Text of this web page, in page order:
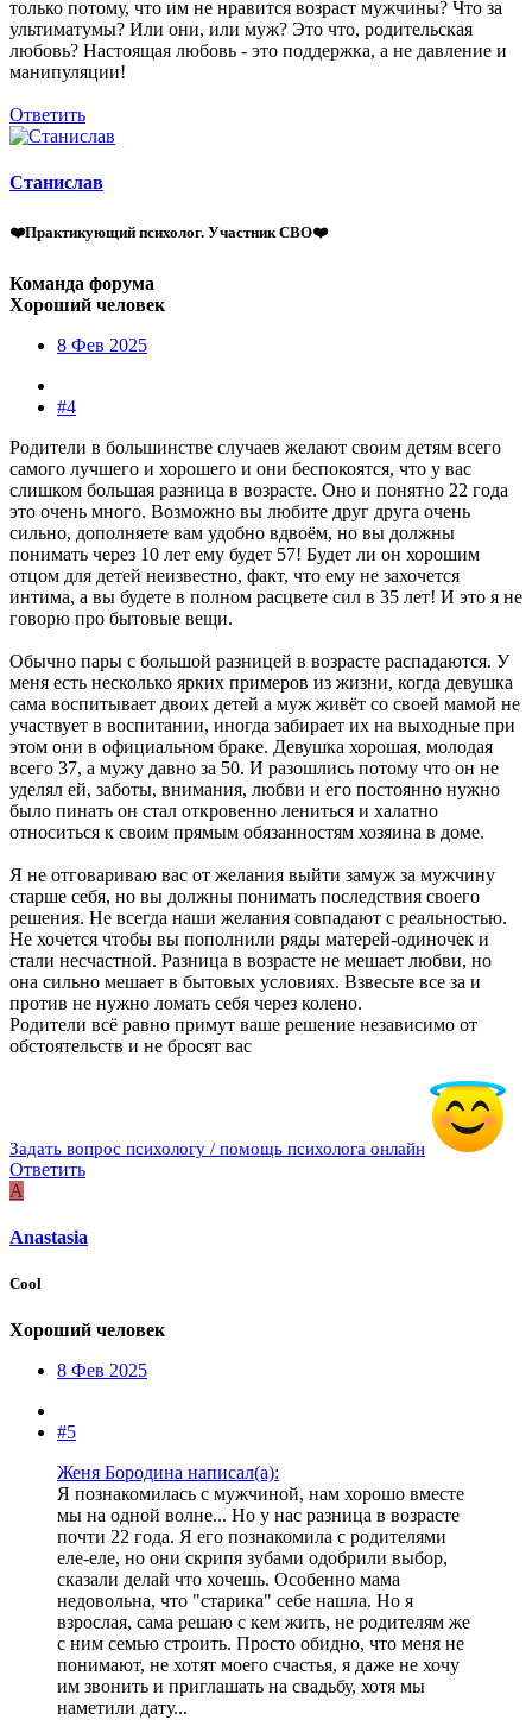
только потому, что им не нравится возраст мужчины? Что за
ультиматумы? Или они, или муж? Это что, родительская
любовь? Настоящая любовь - это поддержка, а не давление и
манипуляции!
Ответить
Станислав
❤️Практикующий психолог. Участник СВО❤️
Команда форума
Хороший человек
8 Фев 2025
#4
Родители в большинстве случаев желают своим детям всего
самого лучшего и хорошего и они беспокоятся, что у вас
слишком большая разница в возрасте. Оно и понятно 22 года
это очень много. Возможно вы любите друг друга очень
сильно, дополняете вам удобно вдвоём, но вы должны
понимать через 10 лет ему будет 57! Будет ли он хорошим
отцом для детей неизвестно, факт, что ему не захочется
интима, а вы будете в полном расцвете сил в 35 лет! И это я не
говорю про бытовые вещи.
Обычно пары с большой разницей в возрасте распадаются. У
меня есть несколько ярких примеров из жизни, когда девушка
сама воспитывает двоих детей а муж живёт со своей мамой не
участвует в воспитании, иногда забирает их на выходные при
этом они в официальном браке. Девушка хорошая, молодая
всего 37, а мужу давно за 50. И разошлись потому что он не
уделял ей, заботы, внимания, любви и его постоянно нужно
было пинать он стал откровенно лениться и халатно
относиться к своим прямым обязанностям хозяина в доме.
Я не отговариваю вас от желания выйти замуж за мужчину
старше себя, но вы должны понимать последствия своего
решения. Не всегда наши желания совпадают с реальностью.
Не хочется чтобы вы пополнили ряды матерей-одиночек и
стали несчастной. Разница в возрасте не мешает любви, но
она сильно мешает в бытовых условиях. Взвесьте все за и
против не нужно ломать себя через колено.
Родители всё равно примут ваше решение независимо от
обстоятельств и не бросят вас
Задать вопрос психологу / помощь психолога онлайн
Ответить
A
Anastasia
Cool
Хороший человек
8 Фев 2025
#5
Женя Бородина написал(а):
Я познакомилась с мужчиной, нам хорошо вместе
мы на одной волне... Но у нас разница в возрасте
почти 22 года. Я его познакомила с родителями
еле-еле, но они скрипя зубами одобрили выбор,
сказали делай что хочешь. Особенно мама
недовольна, что "старика" себе нашла. Но я
взрослая, сама решаю с кем жить, не родителям же
с ним семью строить. Просто обидно, что меня не
понимают, не хотят моего счастья, я даже не хочу
им звонить и приглашать на свадьбу, хотя мы
наметили дату...